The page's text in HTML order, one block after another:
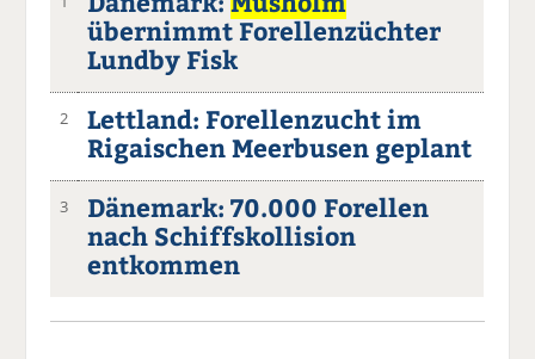
übernimmt Forellenzüchter
Lundby Fisk
2
Lettland: Forellenzucht im
Rigaischen Meerbusen geplant
3
Dänemark: 70.000 Forellen
nach Schiffskollision
entkommen